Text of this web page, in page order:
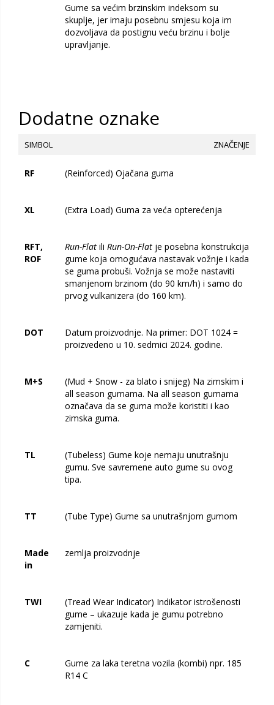
Gume sa većim brzinskim indeksom su
skuplje, jer imaju posebnu smjesu koja im
dozvoljava da postignu veću brzinu i bolje
upravljanje.
Dodatne oznake
SIMBOL ZNAČENJE
RF (Reinforced) Ojačana guma
XL (Extra Load) Guma za veća opterećenja
RFT,
ROF
Run-Flat ili Run-On-Flat je posebna konstrukcija
gume koja omogućava nastavak vožnje i kada
se guma probuši. Vožnja se može nastaviti
smanjenom brzinom (do 90 km/h) i samo do
prvog vulkanizera (do 160 km).
DOT
Datum proizvodnje. Na primer: DOT 1024 =
proizvedeno u 10. sedmici 2024. godine.
M+S
(Mud + Snow - za blato i snijeg) Na zimskim i
all season gumama. Na all season gumama
označava da se guma može koristiti i kao
zimska guma.
TL
(Tubeless) Gume koje nemaju unutrašnju
gumu. Sve savremene auto gume su ovog
tipa.
TT (Tube Type) Gume sa unutrašnjom gumom
Made
in
zemlja proizvodnje
TWI
(Tread Wear Indicator) Indikator istrošenosti
gume – ukazuje kada je gumu potrebno
zamjeniti.
C
Gume za laka teretna vozila (kombi) npr. 185
R14 C